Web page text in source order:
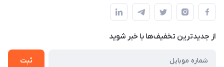
تجاری بین الحرمین - طبقه همکف - پلاک 99a
لیست محصولات
درباره ما
قوانین و مقررات
حریم خصوصی
راهنما
از جدید‌ترین تخفیف‌ها با‌ خبر شوید
ثبت